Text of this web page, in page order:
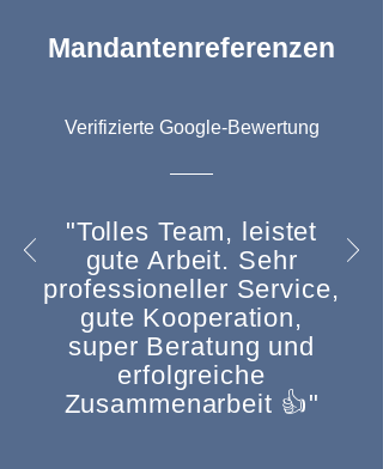
Mandantenreferenzen
Verifizierte Google-Bewertung
"Tolles Team, leistet
gute Arbeit. Sehr
professioneller Service,
gute Kooperation,
super Beratung und
erfolgreiche
Zusammenarbeit 👍"